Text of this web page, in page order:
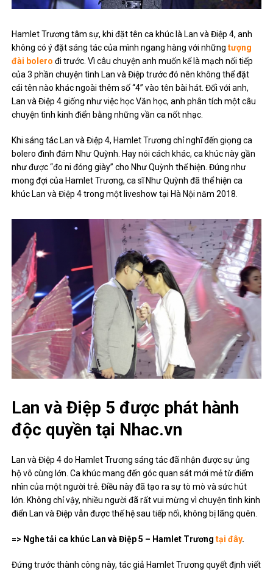
Hamlet Trương tâm sự, khi đặt tên ca khúc là Lan và Điệp 4, anh
không có ý đặt sáng tác của mình ngang hàng với nhữngtượng
đài bolero đi trước. Vì câu chuyện anh muốn kể là mạch nối tiếp
của 3 phần chuyện tình Lan và Điệp trước đó nên không thể đặt
cái tên nào khác ngoài thêm số “4” vào tên bài hát. Đối với anh,
Lan và Điệp 4 giống như việc học Văn học, anh phân tích một câu
chuyện tình kinh điển bằng những vần ca nốt nhạc.
Khi sáng tác Lan và Điệp 4, Hamlet Trương chỉ nghĩ đến giọng ca
bolero đình đám Như Quỳnh. Hay nói cách khác, ca khúc này gần
như được “đo ni đóng giày” cho Như Quỳnh thể hiện. Đúng như
mong đợi của Hamlet Trương, ca sĩ Như Quỳnh đã thể hiện ca
khúc Lan và Điệp 4 trong một liveshow tại Hà Nội năm 2018.
Lan và Điệp 5 được phát hành
độc quyền tại Nhac.vn
Lan và Điệp 4 do Hamlet Trương sáng tác đã nhận được sự ủng
hộ vô cùng lớn. Ca khúc mang đến góc quan sát mới mẻ từ điểm
nhìn của một người trẻ. Điều này đã tạo ra sự tò mò và sức hút
lớn. Không chỉ vậy, nhiều người đã rất vui mừng vì chuyện tình kinh
điển Lan và Điệp vẫn được thế hệ sau tiếp nối, không bị lãng quên.
=> Nghe tải ca khúc Lan và Điệp 5 – Hamlet Trươngtại đây.
Đứng trước thành công này, tác giả Hamlet Trương quyết định viết